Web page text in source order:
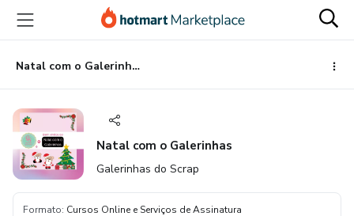
para
conteúdo
principal
para
pagamento
para
rodapé
Natal com o Galerinhas
Natal com o Galerinhas
Galerinhas do Scrap
Formato: Cursos Online e Serviços de Assinatura